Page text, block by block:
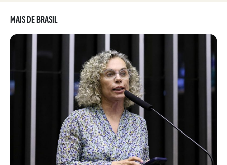
MAIS DE BRASIL